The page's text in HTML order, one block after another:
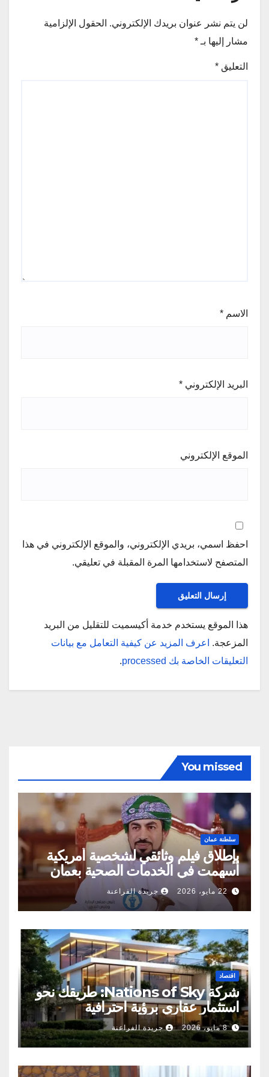
لن يتم نشر عنوان بريدك الإلكتروني. الحقول الإلزامية
مشار إليها بـ *
التعليق *
الاسم *
البريد الإلكتروني *
الموقع الإلكتروني
احفظ اسمي، بريدي الإلكتروني، والموقع الإلكتروني في هذا
المتصفح لاستخدامها المرة المقبلة في تعليقي.
هذا الموقع يستخدم خدمة أكيسميت للتقليل من البريد
المزعجة.
اعرف المزيد عن كيفية التعامل مع بيانات
التعليقات الخاصة بك processed
.
You missed
سلطنة عمان
بإطلاق فيلم وثائقي لشخصية أمريكية
أسهمت في الخدمات الصحية بعمان
22 مايو، 2026 جريدة الفراعنة
اقتصاد
شركة Nations of Sky: طريقك نحو
استثمار عقاري برؤية احترافية
8 مايو، 2026 جريدة الفراعنة